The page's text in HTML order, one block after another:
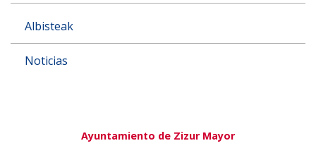
Albisteak
Noticias
Ayuntamiento de Zizur Mayor